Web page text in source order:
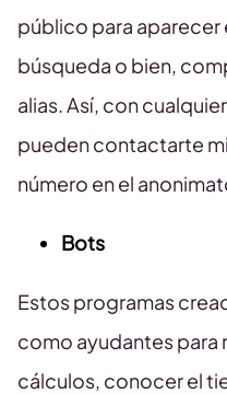
público para aparecer
búsqueda o bien,
alias. Así, con
pueden contactarte
número en el
Bots
Estos programas
como ayudantes para
cálculos, conocer el